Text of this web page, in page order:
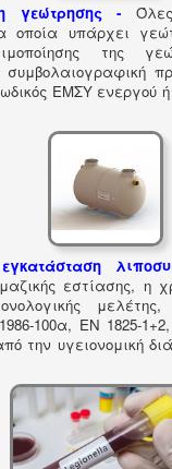
γεώτρησης -
οποία υπάρχει
της
συμβολαιογραφική
ΕΜΣΥ ενεργού
εστίασης, η
100α, EN 1825-
την υγειονομική